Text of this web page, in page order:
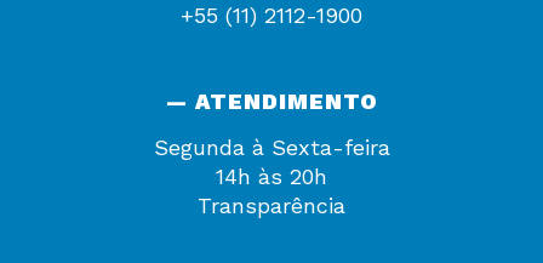
+55 (11) 2112-1900
— ATENDIMENTO
Segunda à Sexta-feira
14h às 20h
Transparência